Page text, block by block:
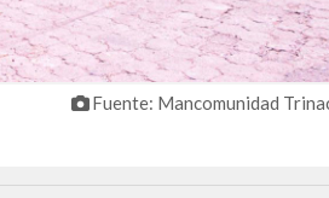
Fuente: Mancomunidad